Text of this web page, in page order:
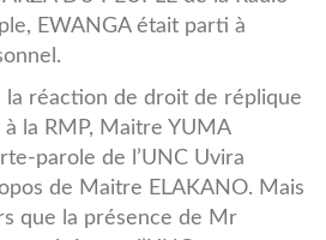
EWANGA était parti à
la réaction de droit de réplique
la RMP, Maitre YUMA
parole de l’UNC Uvira
de Maitre ELAKANO. Mais
que la présence de Mr